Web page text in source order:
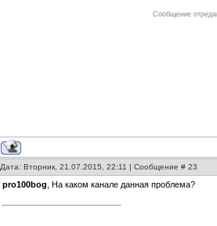
Сообщение
Дата: Вторник, 21.07.2015, 22:11 | Сообщение # 23
pro100bog , На каком канале данная проблема?